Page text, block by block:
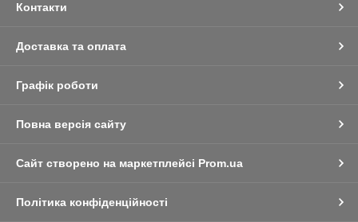
Контакти
Доставка та оплата
Графік роботи
Повна версія сайту
Сайт створено на маркетплейсі Prom.ua
Політика конфіденційності